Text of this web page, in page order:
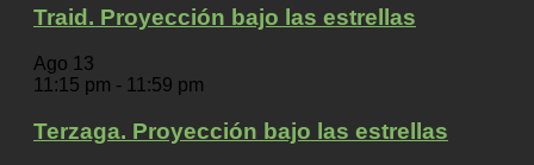
Traid. Proyección bajo las estrellas
Ago 13
11:15 pm - 11:59 pm
Terzaga. Proyección bajo las estrellas